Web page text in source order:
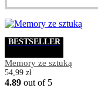
BESTSELLER
Memory ze sztuką
54,99 zł
4.89 out of 5